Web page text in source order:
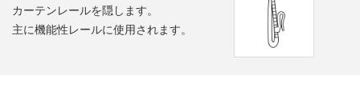
カーテンレールを隠します。
主に機能性レールに使用されます。